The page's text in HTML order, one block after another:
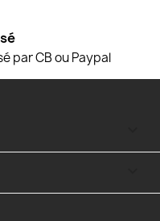
par CB ou Paypal